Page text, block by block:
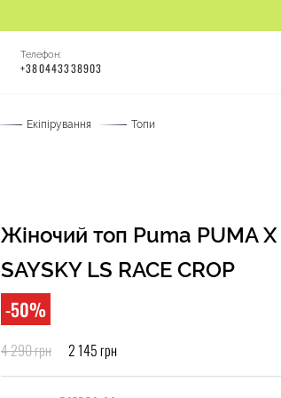
Телефон:
+380443338903
Екіпірування Топи
Жіночий топ Puma PUMA X
SAYSKY LS RACE CROP
-50%
4 290 грн 2 145 грн